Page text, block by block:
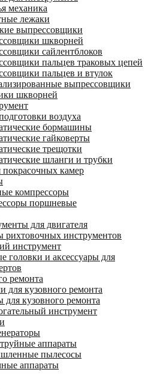
механика
лежаки
выпрессовщики
шкворней
сайлентблоков
пальцев траковых цепей
пальцев и втулок
выпрессовщики
шкворней
воздуха
бормашины
гайковерты
трещотки
шланги и трубки
камер
компрессоры
поршневые
для двигателя
рихтовочных инструментов
инструмент
головки и аксессуары для
ремонта
для кузовного ремонта
для кузовного ремонта
инструмент
аппараты
пылесосы
аппараты